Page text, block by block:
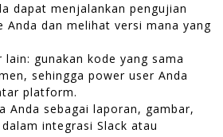
dapat menjalankan pengujian
Anda dan melihat versi mana yang
gunakan kode yang sama
sehingga power user Anda
platform.
Anda sebagai laporan, gambar,
integrasi Slack atau